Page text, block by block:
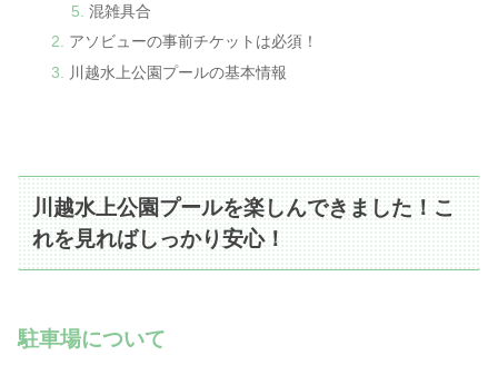
混雑具合
アソビューの事前チケットは必須！
川越水上公園プールの基本情報
川越水上公園プールを楽しんできました！こ
れを見ればしっかり安心！
駐車場について